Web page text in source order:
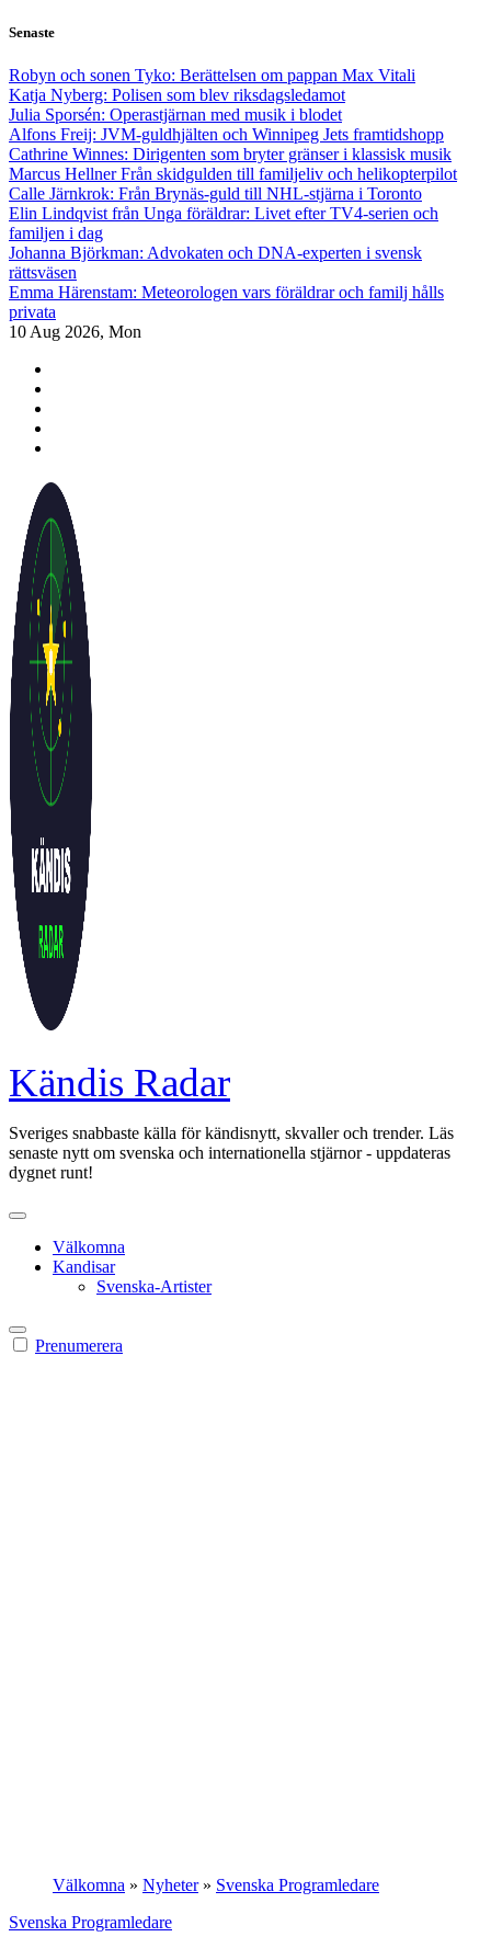
Skip
content
Senaste
Robyn och sonen Tyko: Berättelsen om pappan Max Vitali
Katja Nyberg: Polisen som blev riksdagsledamot
Julia Sporsén: Operastjärnan med musik i blodet
Alfons Freij: JVM-guldhjälten och Winnipeg Jets framtidshopp
Cathrine Winnes: Dirigenten som bryter gränser i klassisk musik
Marcus Hellner Från skidgulden till familjeliv och helikopterpilot
Calle Järnkrok: Från Brynäs-guld till NHL-stjärna i Toronto
Elin Lindqvist från Unga föräldrar: Livet efter TV4-serien och
familjen i dag
Johanna Björkman: Advokaten och DNA-experten i svensk
rättsväsen
Emma Härenstam: Meteorologen vars föräldrar och familj hålls
privata
10 Aug 2026, Mon
Kändis Radar
Sveriges snabbaste källa för kändisnytt, skvaller och trender. Läs
senaste nytt om svenska och internationella stjärnor - uppdateras
dygnet runt!
Välkomna
Kandisar
Svenska-Artister
Prenumerera
Välkomna » Nyheter» Svenska Programledare
Svenska Programledare